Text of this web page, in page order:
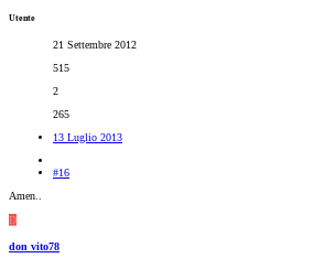
Utente
21 Settembre 2012
515
2
265
13 Luglio 2013
#16
Amen..
D
don vito78